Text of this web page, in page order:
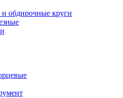
и обдирочные круги